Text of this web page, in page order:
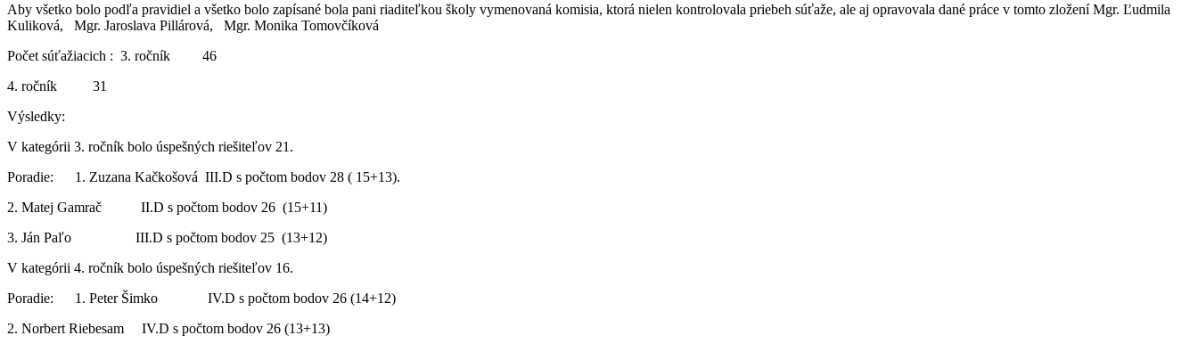
Aby všetko bolo podľa pravidiel a všetko bolo zapísané bola pani riaditeľkou školy vymenovaná komisia, ktorá nielen kontrolovala priebeh súťaže, ale aj opravovala dané práce v tomto zložení Mgr. Ľudmila
Kuliková, Mgr. Jaroslava Pillárová, Mgr. Monika Tomovčíková
Počet súťažiacich : 3. ročník 46
4. ročník 31
Výsledky:
V kategórii 3. ročník bolo úspešných riešiteľov 21.
Poradie: 1. Zuzana Kačkošová III.D s počtom bodov 28 ( 15+13).
2. Matej Gamrač II.D s počtom bodov 26 (15+11)
3. Ján Paľo III.D s počtom bodov 25 (13+12)
V kategórii 4. ročník bolo úspešných riešiteľov 16.
Poradie: 1. Peter Šimko IV.D s počtom bodov 26 (14+12)
2. Norbert Riebesam IV.D s počtom bodov 26 (13+13)